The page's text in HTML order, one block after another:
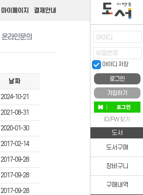
마이페이지 결제안내
온라인문의
날짜
2024-10-21
2021-08-31
2020-01-30
2017-02-14
2017-09-28
2017-09-28
2017-09-28
아이디
비밀번호
아이디 저장
가입하기
ID/PW 찾기
도서
도서구매
장바구니
구매내역